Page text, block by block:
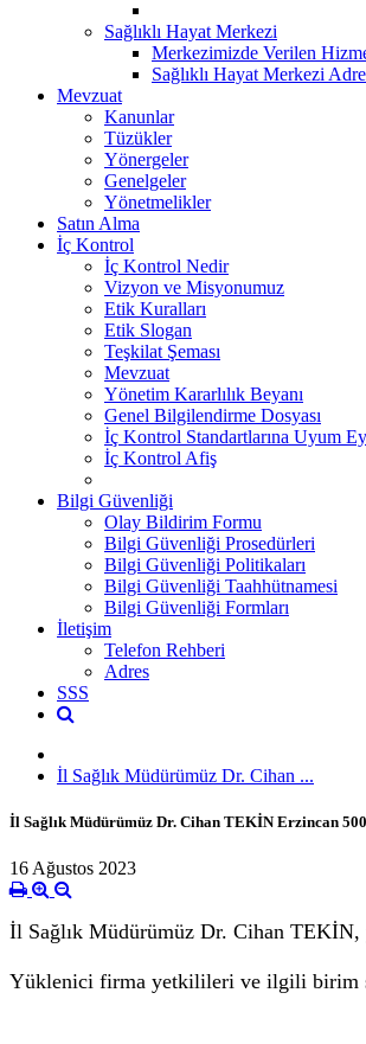
Sağlıklı Hayat Merkezi
Merkezimizde Verilen
Sağlıklı Hayat Merkezi
Mevzuat
Kanunlar
Tüzükler
Yönergeler
Genelgeler
Yönetmelikler
Satın Alma
İç Kontrol
İç Kontrol Nedir
Vizyon ve Misyonumuz
Etik Kuralları
Etik Slogan
Teşkilat Şeması
Mevzuat
Yönetim Kararlılık Beyanı
Genel Bilgilendirme Dosyası
İç Kontrol Standartlarına Uyum
İç Kontrol Afiş
Bilgi Güvenliği
Olay Bildirim Formu
Bilgi Güvenliği Prosedürleri
Bilgi Güvenliği Politikaları
Bilgi Güvenliği Taahhütnamesi
Bilgi Güvenliği Formları
İletişim
Telefon Rehberi
Adres
SSS
İl Sağlık Müdürümüz Dr. Cihan ...
İl Sağlık Müdürümüz Dr. Cihan TEKİN Erzincan
16 Ağustos 2023
İl Sağlık Müdürümüz Dr. Cihan TEKİN,
Yüklenici firma yetkilileri ve ilgili birim